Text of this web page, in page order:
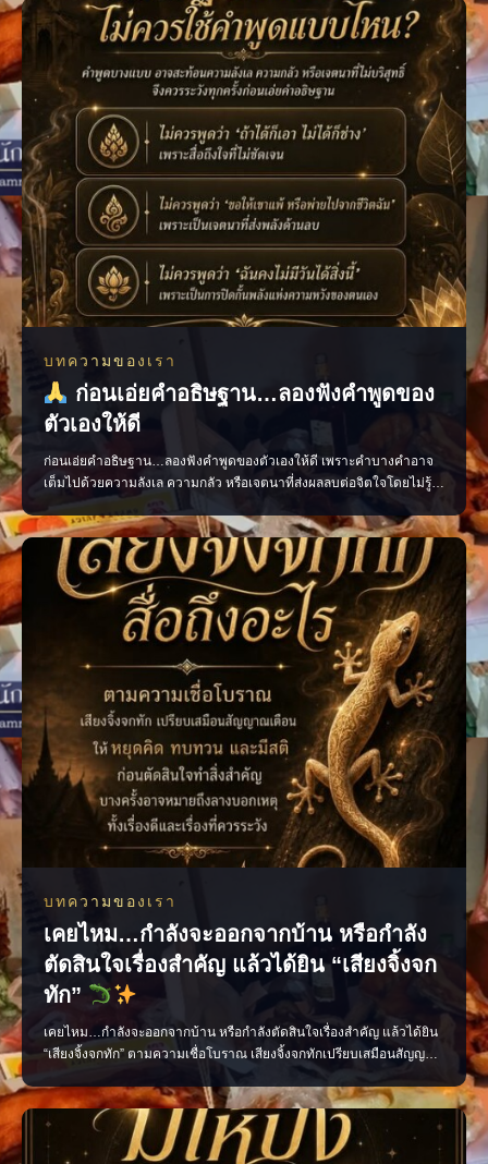
หน้าต่อได้อย่างมั่นใจ เพราะเมื่อเรารู
บทความของเรา
ก่อนเอ่ยคำอธิษฐาน…ลองฟังคำพูดของ
ตัวเองให้ดี
ก่อนเอ่ยคำอธิษฐาน…ลองฟังคำพูดของตัวเองให้ดี เพราะคำบางคำอาจ
เต็มไปด้วยความลังเล ความกลัว หรือเจตนาที่ส่งผลลบต่อจิตใจโดยไม่รู้
ตัว ควรอธิษฐานด้วยถ้อยคำที่ชัดเจน สุภาพ และเปี่ยมด้วยเจตนาดี เพื่อให้
ใจของเรามั่นคงและพร้อมก้าวไปสู่สิ่งที่ปรารถนา แล้วคุณเคยเผลอใช้คำ
พูดแบบไหนเวลาอธิษฐานบ้าง? #คำอธิษฐาน #พลัง
บทความของเรา
เคยไหม…กำลังจะออกจากบ้าน หรือกำลัง
ตัดสินใจเรื่องสำคัญ แล้วได้ยิน “เสียงจิ้งจก
ทัก”
เคยไหม…กำลังจะออกจากบ้าน หรือกำลังตัดสินใจเรื่องสำคัญ แล้วได้ยิน
“เสียงจิ้งจกทัก” ตามความเชื่อโบราณ เสียงจิ้งจกทักเปรียบเสมือนสัญญาณ
เตือนให้เราหยุดคิด ทบทวน และมีสติก่อนลงมือทำ บางครั้งอาจเป็นลาง
บอกเหตุ ทั้งเรื่องดีและเรื่องที่ควรระวัง แต่ไม่ว่าจะเชื่อมากน้อยเพียงใด สิ่ง
สำคัญที่สุดคือ “อย่าประมาท” แ